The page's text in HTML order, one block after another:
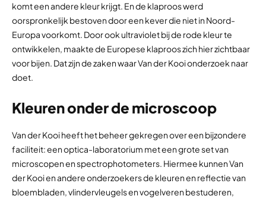
komt een andere kleur krijgt. En de klaproos werd
oorspronkelijk bestoven door een kever die niet in Noord-
Europa voorkomt. Door ook ultraviolet bij de rode kleur te
ontwikkelen, maakte de Europese klaproos zich hier zichtbaar
voor bijen. Dat zijn de zaken waar Van der Kooi onderzoek naar
doet.
Kleuren onder de microscoop
Van der Kooi heeft het beheer gekregen over een bijzondere
faciliteit: een optica-laboratorium met een grote set van
microscopen en spectrophotometers. Hiermee kunnen Van
der Kooi en andere onderzoekers de kleuren en reflectie van
bloembladen, vlindervleugels en vogelveren bestuderen,